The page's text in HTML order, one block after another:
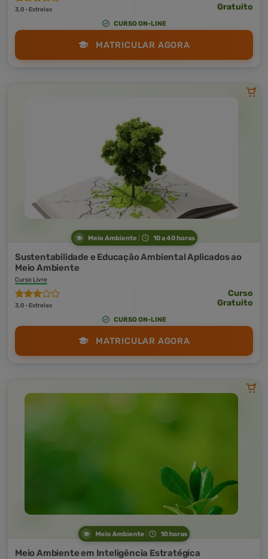
3,0 · Estrelas
Gratuito
CURSO ON-LINE
MATRICULAR AGORA
Meio Ambiente 10 a 40 horas
Sustentabilidade e Educação Ambiental Aplicados ao
Meio Ambiente
Curso Livre
3,0 · Estrelas
Curso
Gratuito
CURSO ON-LINE
MATRICULAR AGORA
Meio Ambiente 10 horas
Meio Ambiente em Inteligência Estratégica